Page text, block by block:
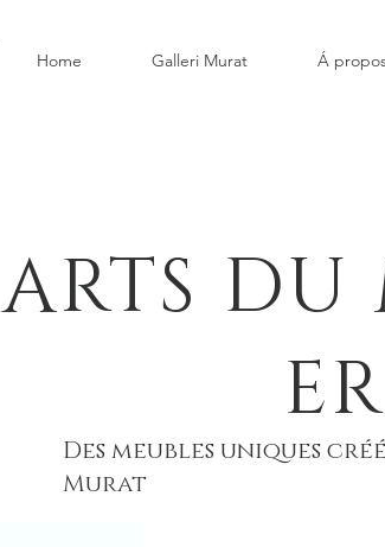
Home Galleri Murat Á
ARTS
ER
Des meubles uniques
Murat